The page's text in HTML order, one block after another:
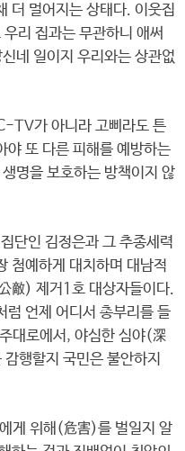
더 멀어지는 상태다. 이웃집
리 집과는 무관하니 애써
네 일이지 우리와는 상관없
TV가 아니라 고삐라도 튼
야 또 다른 피해를 예방하는
명을 보호하는 방책이지 않
단인 김정은과 그 추종세력
첨예하게 대치하며 대남적
敵) 제거1호 대상자들이다.
럼 언제 어디서 총부리를 들
대로에서, 야심한 심야(深
행할지 국민은 불안하지
게 위해(危害)를 벌일지 알